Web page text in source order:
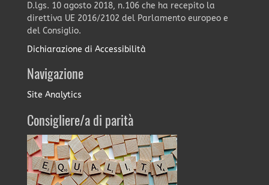
D.lgs. 10 agosto 2018, n.106 che ha recepito la
direttiva UE 2016/2102 del Parlamento europeo e
del Consiglio.
Dichiarazione di Accessibilità
Navigazione
Site Analytics
Consigliere/a di parità